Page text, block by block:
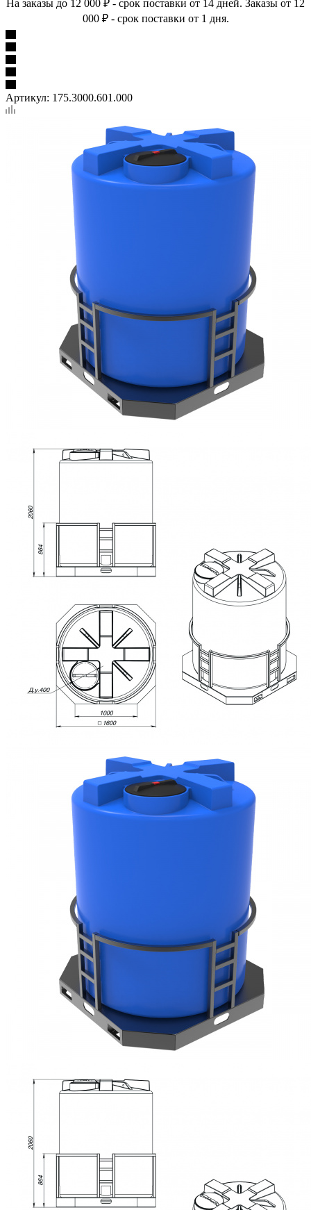
На заказы до 12 000 ₽ - срок поставки от 14 дней. Заказы от 12
000 ₽ - срок поставки от 1 дня.
Артикул: 175.3000.601.000